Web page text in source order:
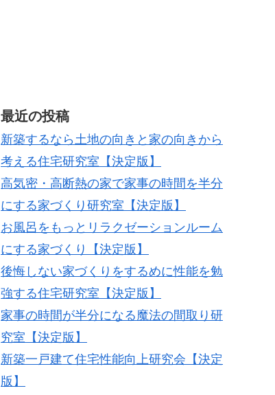
最近の投稿
新築するなら土地の向きと家の向きから
考える住宅研究室【決定版】
高気密・高断熱の家で家事の時間を半分
にする家づくり研究室【決定版】
お風呂をもっとリラクゼーションルーム
にする家づくり【決定版】
後悔しない家づくりをするめに性能を勉
強する住宅研究室【決定版】
家事の時間が半分になる魔法の間取り研
究室【決定版】
新築一戸建て住宅性能向上研究会【決定
版】